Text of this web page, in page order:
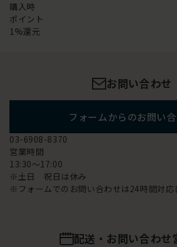
購入時
ポイント
1%還元
お問い合わせ
フォームからのお問い
03-6908-8370
営業時間
13:30～17:00
※土日 祝日は休み
※フォームでのお問い合わせは24時間対応
配送・お問い合わせ